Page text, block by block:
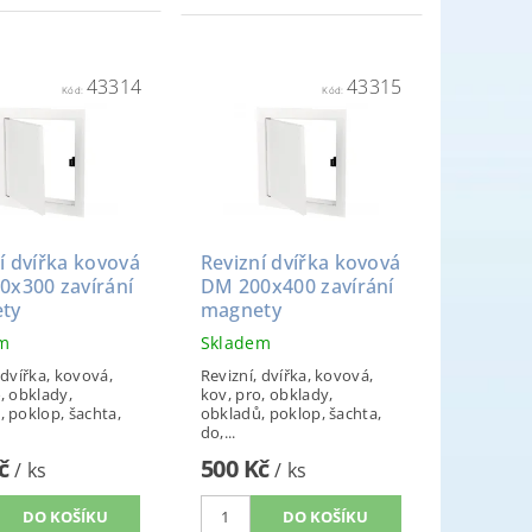
Kód: 43314
dvířka kovová
zavírání
kovová,
obklady,
poklop, šachta,
/ ks
Kód:43315
Revizní dvířka kovová
DM 200x400 zavírání
magnety
Skladem
Revizní, dvířka, kovová,
kov, pro, obklady,
obkladů, poklop, šachta,
do,...
500 Kč/ ks